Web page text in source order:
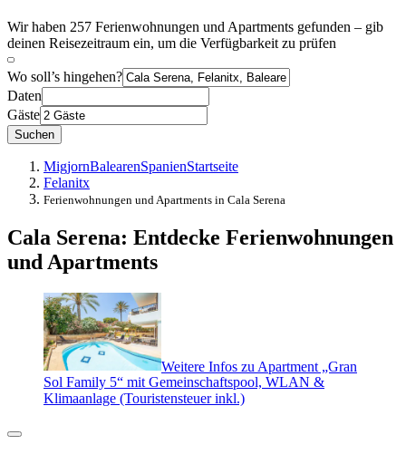
Wir haben 257 Ferienwohnungen und Apartments gefunden – gib
deinen Reisezeitraum ein, um die Verfügbarkeit zu prüfen
Wo soll’s hingehen?
Daten
Gäste
Suchen
MigjornBalearenSpanienStartseite
Felanitx
Ferienwohnungen und Apartments in Cala Serena
Cala Serena: Entdecke Ferienwohnungen
und Apartments
Weitere Infos zu Apartment „Gran
Sol Family 5“ mit Gemeinschaftspool, WLAN &
Klimaanlage (Touristensteuer inkl.)